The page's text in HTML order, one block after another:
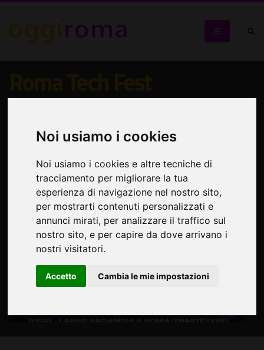
Noi usiamo i cookies
Noi usiamo i cookies e altre tecniche di
tracciamento per migliorare la tua
esperienza di navigazione nel nostro sito,
per mostrarti contenuti personalizzati e
annunci mirati, per analizzare il traffico sul
nostro sito, e per capire da dove arrivano i
nostri visitatori.
Accetto Cambia le mie impostazioni